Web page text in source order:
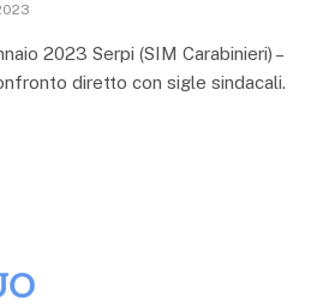
2023 Serpi (SIM Carabinieri) –
diretto con sigle sindacali.